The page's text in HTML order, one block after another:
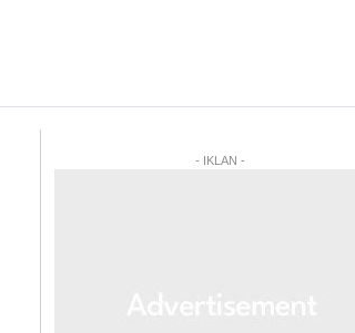
- IKLAN -